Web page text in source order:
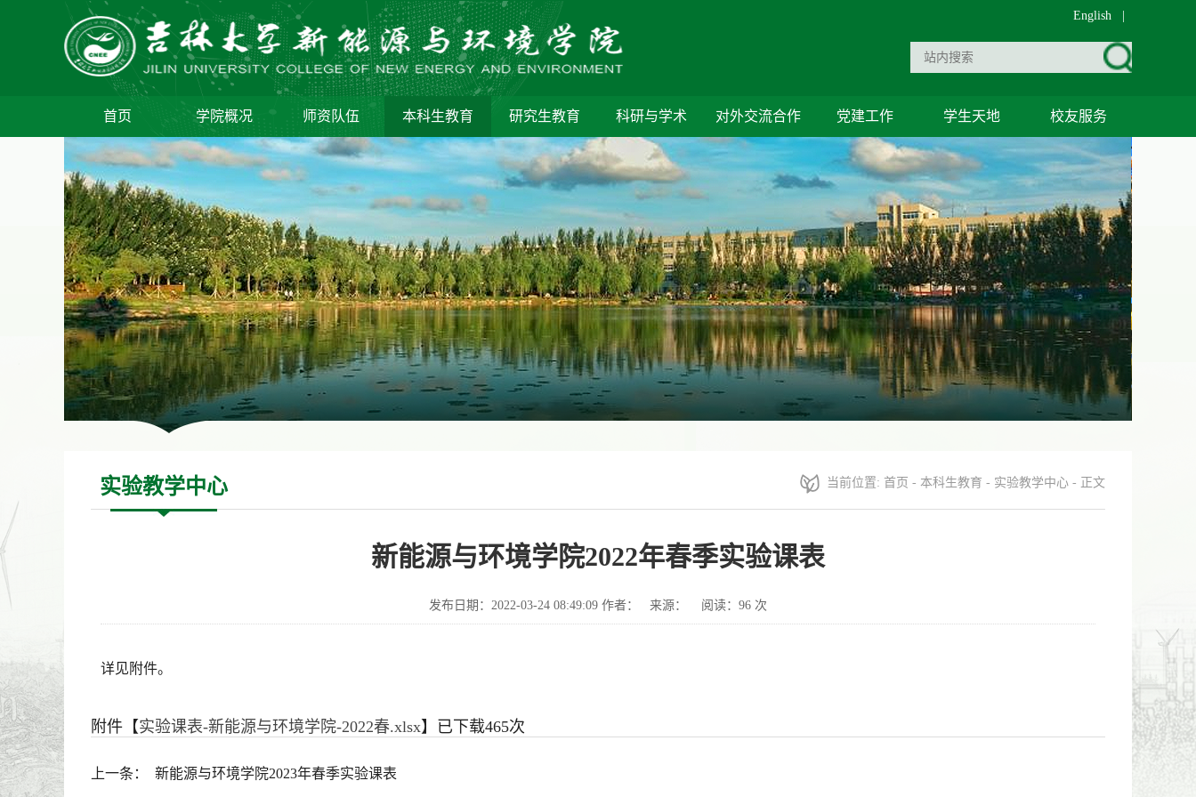
English
首页 学院概况 师资队伍 本科生教育 研究生教育 科研与学术 对外交流合作 党建工作 学生天地 校友服务
实验教学中心 当前位置: 首页 - 本科生教育 - 实验教学中心 - 正文
新能源与环境学院2022年春季实验课表
发布日期：2022-03-24 08:49:09 作者： 来源： 阅读： 96 次
详见附件。
附件【实验课表-新能源与环境学院-2022春.xlsx】已下载465次
上一条： 新能源与环境学院2023年春季实验课表